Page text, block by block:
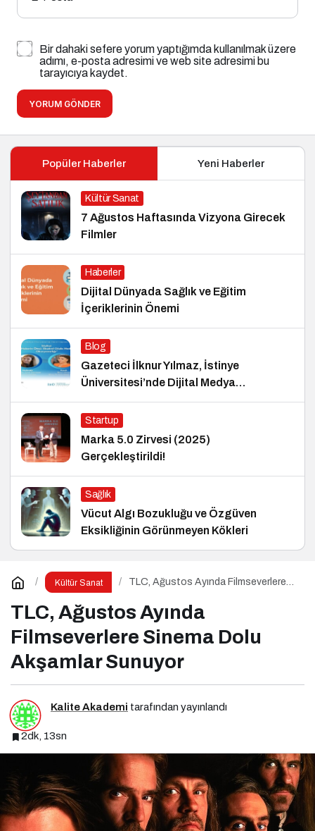
Bir dahaki sefere yorum yaptığımda kullanılmak üzere
adımı, e-posta adresimi ve web site adresimi bu
tarayıcıya kaydet.
YORUM GÖNDER
Popüler Haberler Yeni Haberler
Kültür Sanat
7 Ağustos Haftasında Vizyona Girecek
Filmler
Haberler
Dijital Dünyada Sağlık ve Eğitim
İçeriklerinin Önemi
Blog
Gazeteci İlknur Yılmaz, İstinye
Üniversitesi’nde Dijital Medya
Okuryazarlığı Dersinin Konuğu Oldu
Startup
Marka 5.0 Zirvesi (2025)
Gerçekleştirildi!
Sağlık
Vücut Algı Bozukluğu ve Özgüven
Eksikliğinin Görünmeyen Kökleri
Kültür Sanat
TLC, Ağustos Ayında Filmseverlere
TLC, Ağustos Ayında
Filmseverlere Sinema Dolu
Akşamlar Sunuyor
Kalite Akademi tarafından yayınlandı
2dk, 13sn